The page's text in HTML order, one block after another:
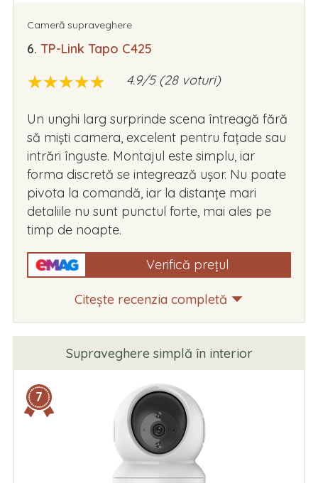
Cameră supraveghere
6. TP-Link Tapo C425
★★★★★
★★★★★ 4.9/5 (28 voturi)
Un unghi larg surprinde scena întreagă fără
să miști camera, excelent pentru fațade sau
intrări înguste. Montajul este simplu, iar
forma discretă se integrează ușor. Nu poate
pivota la comandă, iar la distanțe mari
detaliile nu sunt punctul forte, mai ales pe
timp de noapte.
Verifică prețul
Citește recenzia completă
Supraveghere simplă în interior
7